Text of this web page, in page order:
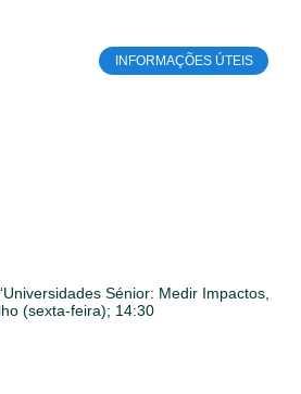
INFORMAÇÕES ÚTEIS
Sénior: Medir Impactos,
(sexta-feira); 14:30